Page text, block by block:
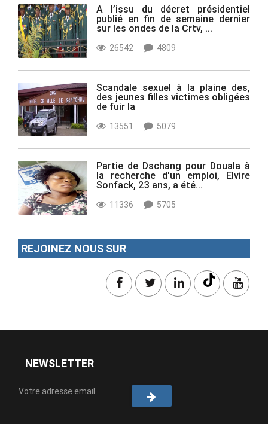
A l’issu du décret présidentiel
publié en fin de semaine dernier
sur les ondes de la Crtv, ...
26542 4809
Scandale sexuel à la plaine des,
des jeunes filles victimes obligées
de fuir la
13551 5079
Partie de Dschang pour Douala à
la recherche d'un emploi, Elvire
Sonfack, 23 ans, a été...
11336 5705
REJOINEZ NOUS SUR
NEWSLETTER